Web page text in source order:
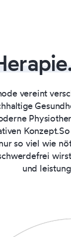
vereint
so viel wie
und